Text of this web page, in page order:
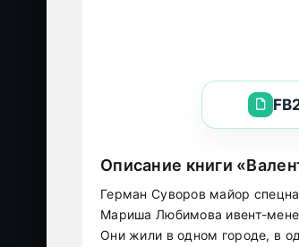
Описание книги
Герман Суворов майор
Мариша Любимова ивент-
Они жили в одном городе, в